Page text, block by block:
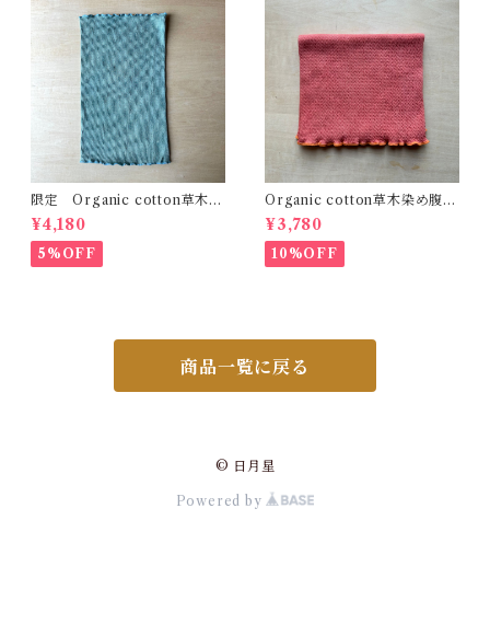
限定 Organic cotton草木染
め腹巻 Fit 薄藍 精麻 自然
療法 温活 冷え性 体質改
善 出産祝い 健康
¥4,180
5%OFF
Organic cotton草木染め腹巻
Fit 茜びわ 真菰 精麻 自然
療法 温活 冷え性 体質改
善 出産祝い 健康
¥3,780
10%OFF
商品一覧に戻る
© 日月星
Powered by